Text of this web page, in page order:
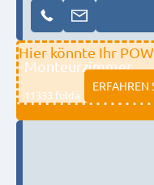
Hier könnte Ihr
ERFAHREN
Monteurzimmer
11333 fulda